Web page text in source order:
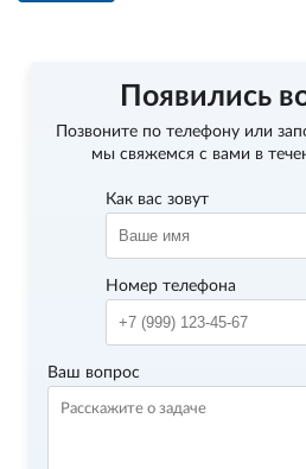
Появились
Позвоните по телефону или
мы свяжемся с вами в
Как вас зовут
Номер телефона
Ваш вопрос